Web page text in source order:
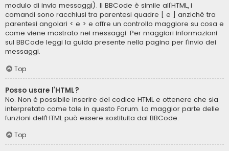
modulo di invio messaggi). Il BBCode è simile all’HTML, i
comandi sono racchiusi tra parentesi quadre [ e ] anziché tra
parentesi angolari < e > e offre un controllo maggiore su cosa e
come viene mostrato nei messaggi. Per maggiori informazioni
sul BBCode leggi la guida presente nella pagina per l’invio dei
messaggi.
Top
Posso usare l’HTML?
No. Non è possibile inserire del codice HTML e ottenere che sia
interpretato come tale in questo Forum. La maggior parte delle
funzioni dell’HTML può essere sostituita dal BBCode.
Top